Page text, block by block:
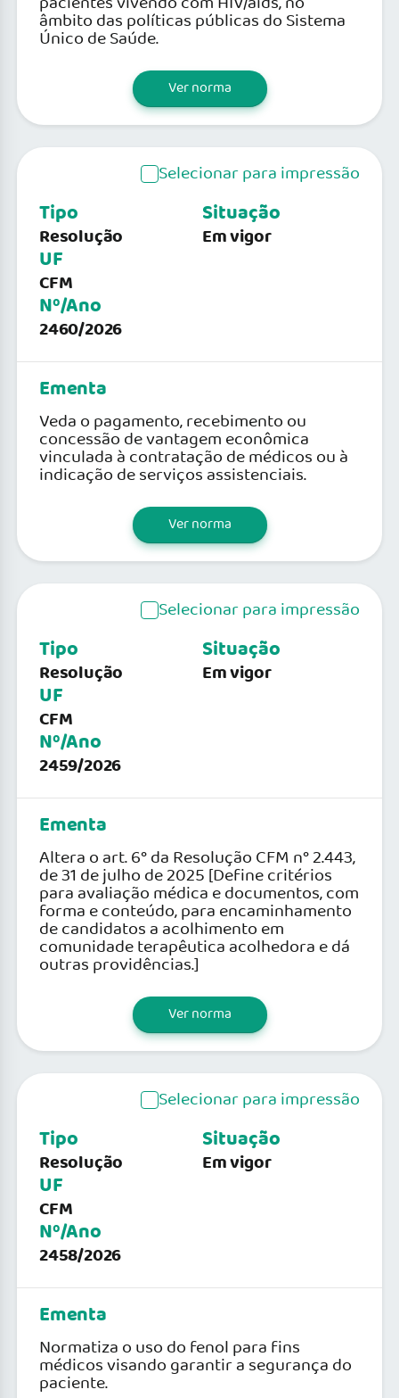
âmbito das políticas públicas do Sistema
Único de Saúde.
Ver norma
Selecionar para impressão
Tipo
Resolução
UF
CFM
Nº/Ano
2460/2026
Situação
Em vigor
Ementa
Veda o pagamento, recebimento ou
concessão de vantagem econômica
vinculada à contratação de médicos ou à
indicação de serviços assistenciais.
Ver norma
Selecionar para impressão
Tipo
Resolução
UF
CFM
Nº/Ano
2459/2026
Situação
Em vigor
Ementa
Altera o art. 6° da Resolução CFM n° 2.443,
de 31 de julho de 2025 [Define critérios
para avaliação médica e documentos, com
forma e conteúdo, para encaminhamento
de candidatos a acolhimento em
comunidade terapêutica acolhedora e dá
outras providências.]
Ver norma
Selecionar para impressão
Tipo
Resolução
UF
CFM
Nº/Ano
2458/2026
Situação
Em vigor
Ementa
Normatiza o uso do fenol para fins
médicos visando garantir a segurança do
paciente.